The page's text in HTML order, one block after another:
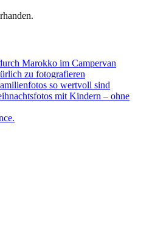
Marokko im Campervan
zu fotografieren
so wertvoll sind
mit Kindern – ohne